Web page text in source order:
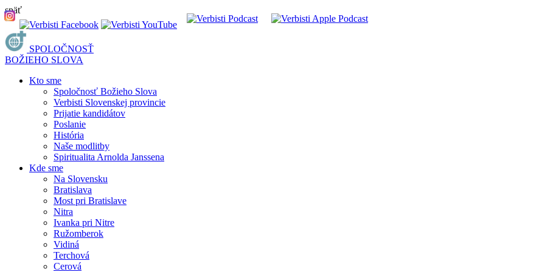
späť
SPOLOČNOSŤ
BOŽIEHO SLOVA
Kto sme
Spoločnosť Božieho Slova
Verbisti Slovenskej provincie
Prijatie kandidátov
Poslanie
História
Naše modlitby
Spiritualita Arnolda Janssena
Kde sme
Na Slovensku
Bratislava
Most pri Bratislave
Nitra
Ivanka pri Nitre
Ružomberok
Vidiná
Terchová
Cerová